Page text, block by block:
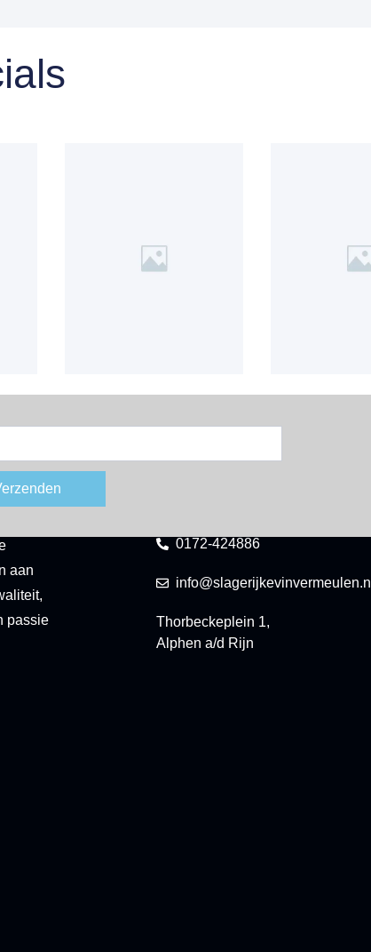
aan
passie
0172-424886
info@slagerijkevinvermeulen.nl
Thorbeckeplein 1,
Alphen a/d Rijn